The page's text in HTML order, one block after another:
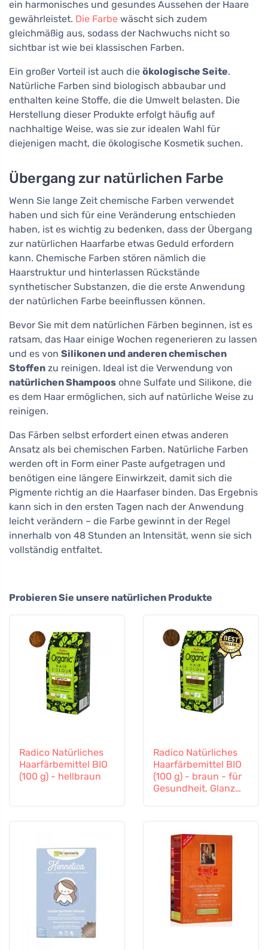
ein harmonisches und gesundes Aussehen der Haare
gewährleistet. Die Farbe wäscht sich zudem
gleichmäßig aus, sodass der Nachwuchs nicht so
sichtbar ist wie bei klassischen Farben.
Ein großer Vorteil ist auch die ökologische Seite.
Natürliche Farben sind biologisch abbaubar und
enthalten keine Stoffe, die die Umwelt belasten. Die
Herstellung dieser Produkte erfolgt häufig auf
nachhaltige Weise, was sie zur idealen Wahl für
diejenigen macht, die ökologische Kosmetik suchen.
Übergang zur natürlichen Farbe
Wenn Sie lange Zeit chemische Farben verwendet
haben und sich für eine Veränderung entschieden
haben, ist es wichtig zu bedenken, dass der Übergang
zur natürlichen Haarfarbe etwas Geduld erfordern
kann. Chemische Farben stören nämlich die
Haarstruktur und hinterlassen Rückstände
synthetischer Substanzen, die die erste Anwendung
der natürlichen Farbe beeinflussen können.
Bevor Sie mit dem natürlichen Färben beginnen, ist es
ratsam, das Haar einige Wochen regenerieren zu lassen
und es von Silikonen und anderen chemischen
Stoffen zu reinigen. Ideal ist die Verwendung von
natürlichen Shampoos ohne Sulfate und Silikone, die
es dem Haar ermöglichen, sich auf natürliche Weise zu
reinigen.
Das Färben selbst erfordert einen etwas anderen
Ansatz als bei chemischen Farben. Natürliche Farben
werden oft in Form einer Paste aufgetragen und
benötigen eine längere Einwirkzeit, damit sich die
Pigmente richtig an die Haarfaser binden. Das Ergebnis
kann sich in den ersten Tagen nach der Anwendung
leicht verändern – die Farbe gewinnt in der Regel
innerhalb von 48 Stunden an Intensität, wenn sie sich
vollständig entfaltet.
Probieren Sie unsere natürlichen Produkte
Radico Natürliches
Haarfärbemittel BIO
(100 g) - hellbraun
Radico Natürliches
Haarfärbemittel BIO
(100 g) - braun - für
Gesundheit, Glanz